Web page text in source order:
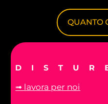
QUANTO
➟ lavora per noi